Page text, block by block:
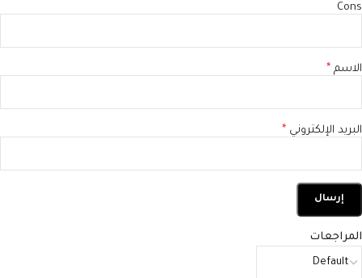
المراجعات
Cons
الاسم *
البريد الإلكتروني *